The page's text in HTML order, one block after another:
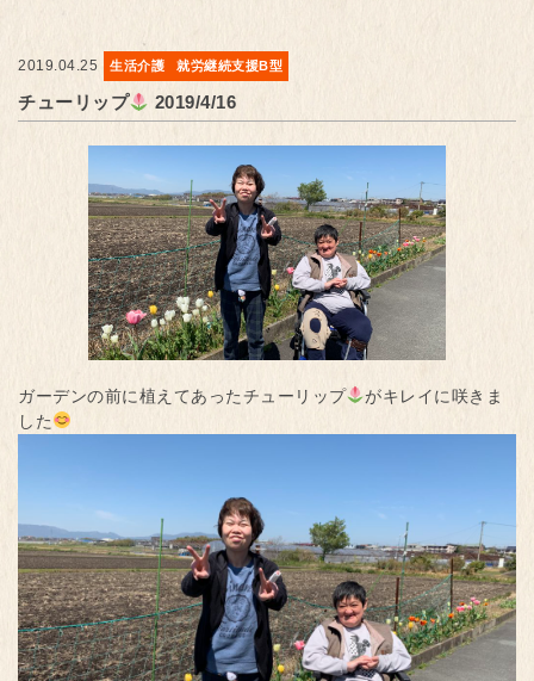
2019.04.25 生活介護 就労継続支援B型
チューリップ 2019/4/16
ガーデンの前に植えてあったチューリップ
がキレイに咲きま
した